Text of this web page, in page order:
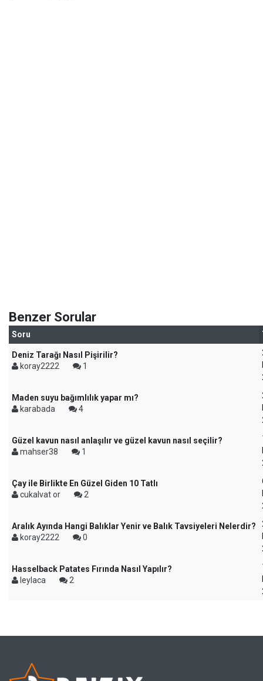
Benzer Sorular
Soru
Deniz Tarağı Nasıl Pişirilir?
koray2222
1
Maden suyu bağımlılık yapar mı?
karabada
4
Güzel kavun nasıl anlaşılır ve güzel kavun nasıl seçilir?
mahser38
1
Çay ile Birlikte En Güzel Giden 10 Tatlı
cukalvat or
2
Aralık Ayında Hangi Balıklar Yenir ve Balık Tavsiyeleri Nelerdir?
koray2222
0
Hasselback Patates Fırında Nasıl Yapılır?
leylaca
2